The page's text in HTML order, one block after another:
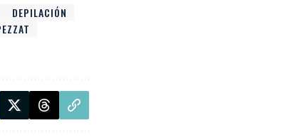
DEPILACIÓN